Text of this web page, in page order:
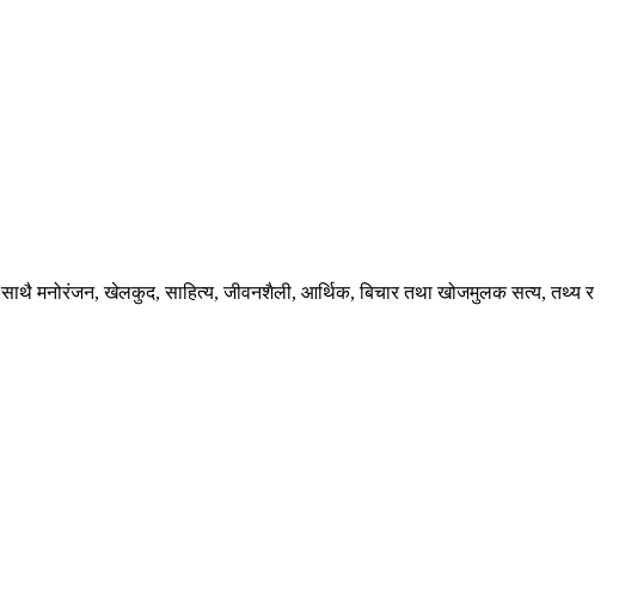
साथै मनोरंजन, खेलकुद, साहित्य, जीवनशैली, आर्थिक, बिचार तथा खोजमुलक सत्य, तथ्य र